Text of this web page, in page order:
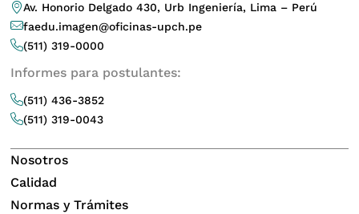
Av. Honorio Delgado 430, Urb Ingeniería, Lima – Perú
faedu.imagen@oficinas-upch.pe
(511) 319-0000
Informes para postulantes:
(511) 436-3852
(511) 319-0043
Nosotros
Calidad
Normas y Trámites